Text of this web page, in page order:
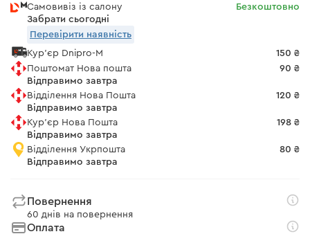
Самовивіз із салону
Забрати сьогодні
Безкоштовно
Перевірити наявність
Кур'єр Dnipro-M
150 ₴
Поштомат Нова пошта
Відправимо завтра
90 ₴
Відділення Нова Пошта
Відправимо завтра
120 ₴
Кур'єр Нова Пошта
Відправимо завтра
198 ₴
Відділення Укрпошта
Відправимо завтра
80 ₴
Повернення
60 днів на повернення
Оплата